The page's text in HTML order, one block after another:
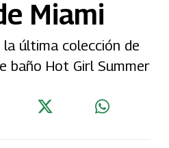
Miami
última colección de
baño Hot Girl Summer